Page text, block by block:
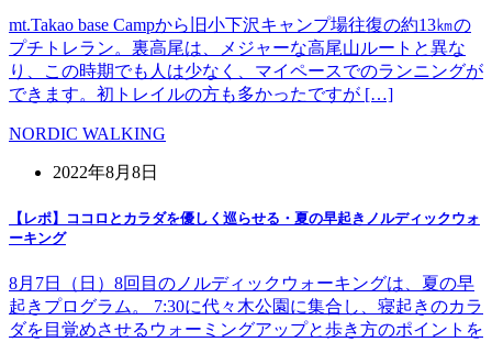
mt.Takao base Campから旧小下沢キャンプ場往復の約13㎞の
プチトレラン。裏高尾は、メジャーな高尾山ルートと異な
り、この時期でも人は少なく、マイペースでのランニングが
できます。初トレイルの方も多かったですが […]
NORDIC WALKING
2022年8月8日
【レポ】ココロとカラダを優しく巡らせる・夏の早起きノルディックウォ
ーキング
8月7日（日）8回目のノルディックウォーキングは、夏の早
起きプログラム。 7:30に代々木公園に集合し、寝起きのカラ
ダを目覚めさせるウォーミングアップと歩き方のポイントを